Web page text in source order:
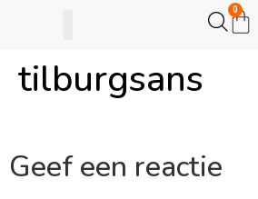
0
tilburgsans
Geef een reactie